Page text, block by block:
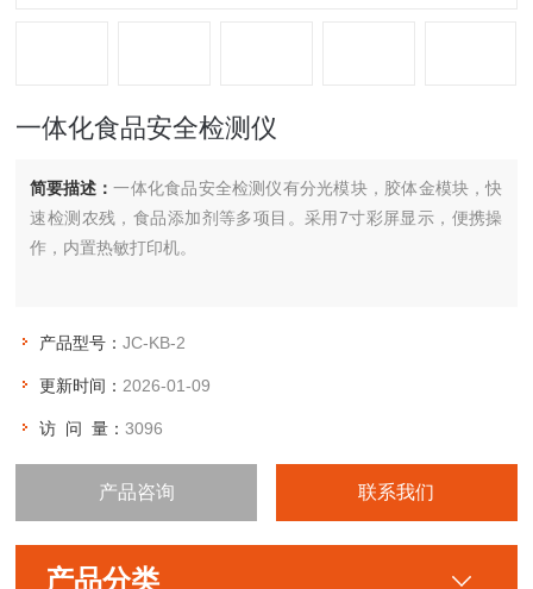
一体化食品安全检测仪
简要描述：一体化食品安全检测仪有分光模块，胶体金模块，快
速检测农残，食品添加剂等多项目。采用7寸彩屏显示，便携操
作，内置热敏打印机。
产品型号：JC-KB-2
更新时间： 2026-01-09
访 问 量：3096
产品咨询 联系我们
产品分类